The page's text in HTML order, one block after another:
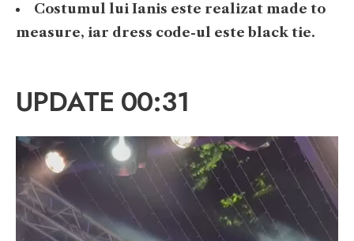
Costumul lui Ianis este realizat made to
measure, iar dress code-ul este black tie.
UPDATE 00:31